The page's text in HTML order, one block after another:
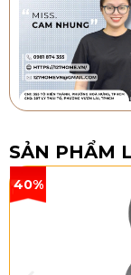
SẢN PHẨM
40%